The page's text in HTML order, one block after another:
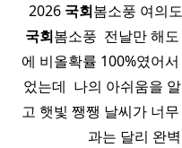
2026 국회봄소풍 여의
국회봄소풍 ​ 전날만 해
에 비올확률 100%였어
었는데 ​ 나의 아쉬움을
고 햇빛 쨍쨍 날씨가 너
과는 달리 완